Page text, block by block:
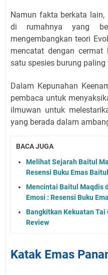
Namun fakta berkata
di rumahnya yang
mengembangkan teori
mencatat dengan cermat
satu spesies burung paling
Dalam Kepunahan
pembaca untuk
ilmuwan untuk
yang berada dalam
BACA JUGA
Melihat Sejarah Baitul
Resensi Buku Emas
Mencintai Baitul Maqdis
Emosi : Resensi Buku
Bangkitkan Kekuatan Tai
Review
Katak Emas